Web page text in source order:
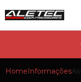
HomeInformações